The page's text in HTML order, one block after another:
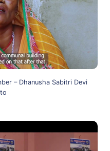
– Dhanusha Sabitri Devi